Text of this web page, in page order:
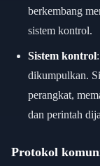
berkembang
sistem kontrol.
Sistem kontrol
dikumpulkan.
perangkat,
dan perintah
Protokol